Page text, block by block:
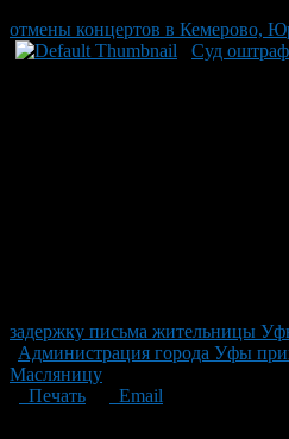
отмены концертов в Кемерово,
Суд
задержку письма жительницы
Администрация города Уфы
Масляницу
Печать
Email